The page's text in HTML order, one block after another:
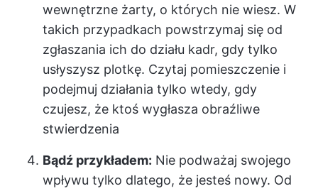
wewnętrzne żarty, o których nie wiesz. W
takich przypadkach powstrzymaj się od
zgłaszania ich do działu kadr, gdy tylko
usłyszysz plotkę. Czytaj pomieszczenie i
podejmuj działania tylko wtedy, gdy
czujesz, że ktoś wygłasza obraźliwe
stwierdzenia
Bądź przykładem: Nie podważaj swojego
wpływu tylko dlatego, że jesteś nowy. Od